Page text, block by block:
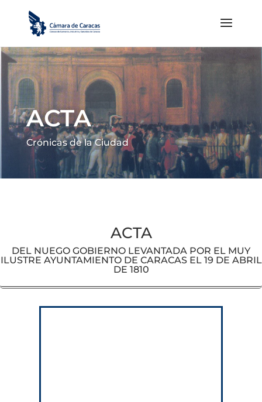
ACTA
Crónicas de la Ciudad
ACTA
DEL NUEGO GOBIERNO LEVANTADA POR EL MUY
ILUSTRE AYUNTAMIENTO DE CARACAS EL 19 DE ABRIL
DE 1810